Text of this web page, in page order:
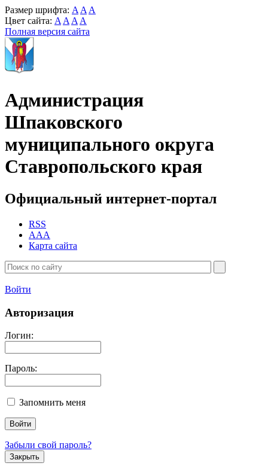
Размер шрифта: A A A
Цвет сайта: A A A A
Полная версия сайта
Администрация
Шпаковского
муниципального округа
Ставропольского края
Официальный интернет-портал
RSS
AAA
Карта сайта
Войти
Авторизация
Логин:
Пароль:
Запомнить меня
Забыли свой пароль?
Закрыть